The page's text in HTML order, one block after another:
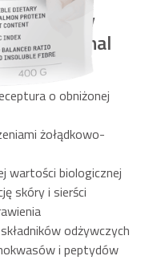
Veterinary
o obniżonej
żołądkowo-
wartości biologicznej
skóry i sierści
odżywczych
i peptydów